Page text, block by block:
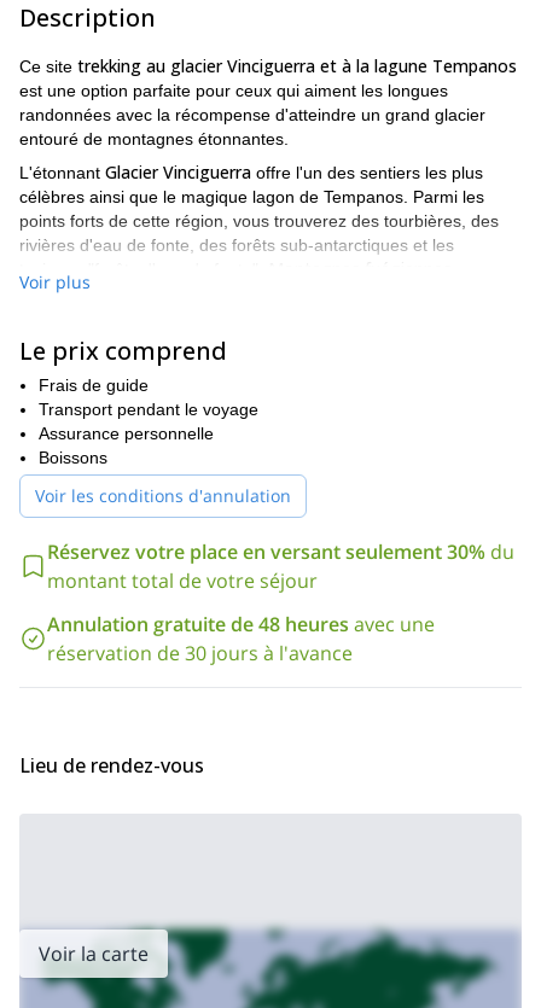
Description
Ce site trekking au glacier Vinciguerra et à la lagune Tempanos
est une option parfaite pour ceux qui aiment les longues
randonnées avec la récompense d'atteindre un grand glacier
entouré de montagnes étonnantes.
L'étonnant Glacier Vinciguerra offre l'un des sentiers les plus
célèbres ainsi que le magique lagon de Tempanos. Parmi les
points forts de cette région, vous trouverez des tourbières, des
rivières d'eau de fonte, des forêts sub-antarctiques et les
bonne boisson chaude afin de récupérer des énergies. Enfin, il
est temps de revenir au point de départ.
Le programme aller-retour durera environ 2 heures.
marche. Par conséquent, je recommande ce trek aux
randonneurs de niveau intermédiaire. Cela signifie
être en bonne forme physique. En outre, il faut tenir compte du
fait que le dénivelé total sera de 663 mètres et que la distance
Enfin, je veux vous direce trek est disponible pendant toute
l'année !En fait, si vous voulez venir pendant l'hiver, nous
utiliserons des raquettes à neige pendant la randonnée. Ce sera
vraiment amusant !
Alors, qu'attendez-vous pour me contacter et réserver votre
place ? Ce sera une belle expérience au Glacier Vinciguerra en
Voir plus
Le prix comprend
Frais de guide
Transport pendant le voyage
Assurance personnelle
Boissons
Voir les conditions d'annulation
Réservez votre place en versant seulement 30% du
montant total de votre séjour
Annulation gratuite de 48 heures avec une
réservation de 30 jours à l'avance
Lieu de rendez-vous
Voir la carte